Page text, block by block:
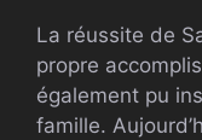
La réussite de
propre
également pu
famille.